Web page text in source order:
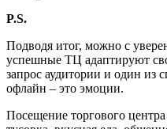
P.S.
Подводя итог, можно с
успешные ТЦ адаптируют
запрос аудитории и один из
офлайн – это эмоции.
Посещение торгового